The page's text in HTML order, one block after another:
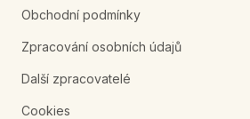
Obchodní podmínky
Zpracování osobních údajů
Další zpracovatelé
Cookies